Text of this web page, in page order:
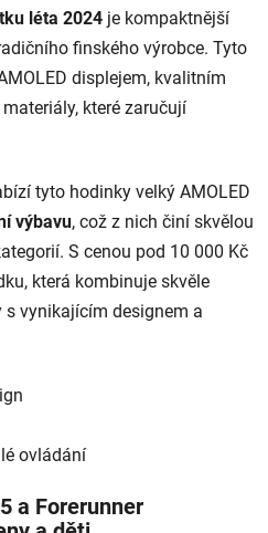
léta 2024 je kompaktnější
finského výrobce. Tyto
displejem, kvalitním
které zaručují
tyto hodinky velký AMOLED
výbavu, což z nich činí skvělou
S cenou pod 10 000 Kč
která kombinuje skvěle
vynikajícím designem a
ovládání
a Forerunner